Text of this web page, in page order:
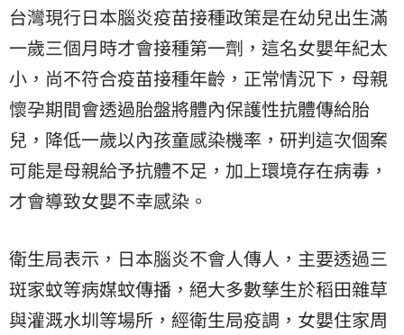
台灣現行日本腦炎疫苗接種政策是在幼兒出生滿
一歲三個月時才會接種第一劑，這名女嬰年紀太
小，尚不符合疫苗接種年齡，正常情況下，母親
懷孕期間會透過胎盤將體內保護性抗體傳給胎
兒，降低一歲以內孩童感染機率，研判這次個案
可能是母親給予抗體不足，加上環境存在病毒，
才會導致女嬰不幸感染。
衛生局表示，日本腦炎不會人傳人，主要透過三
斑家蚊等病媒蚊傳播，絕大多數孳生於稻田雜草
與灌溉水圳等場所，經衛生局疫調，女嬰住家周